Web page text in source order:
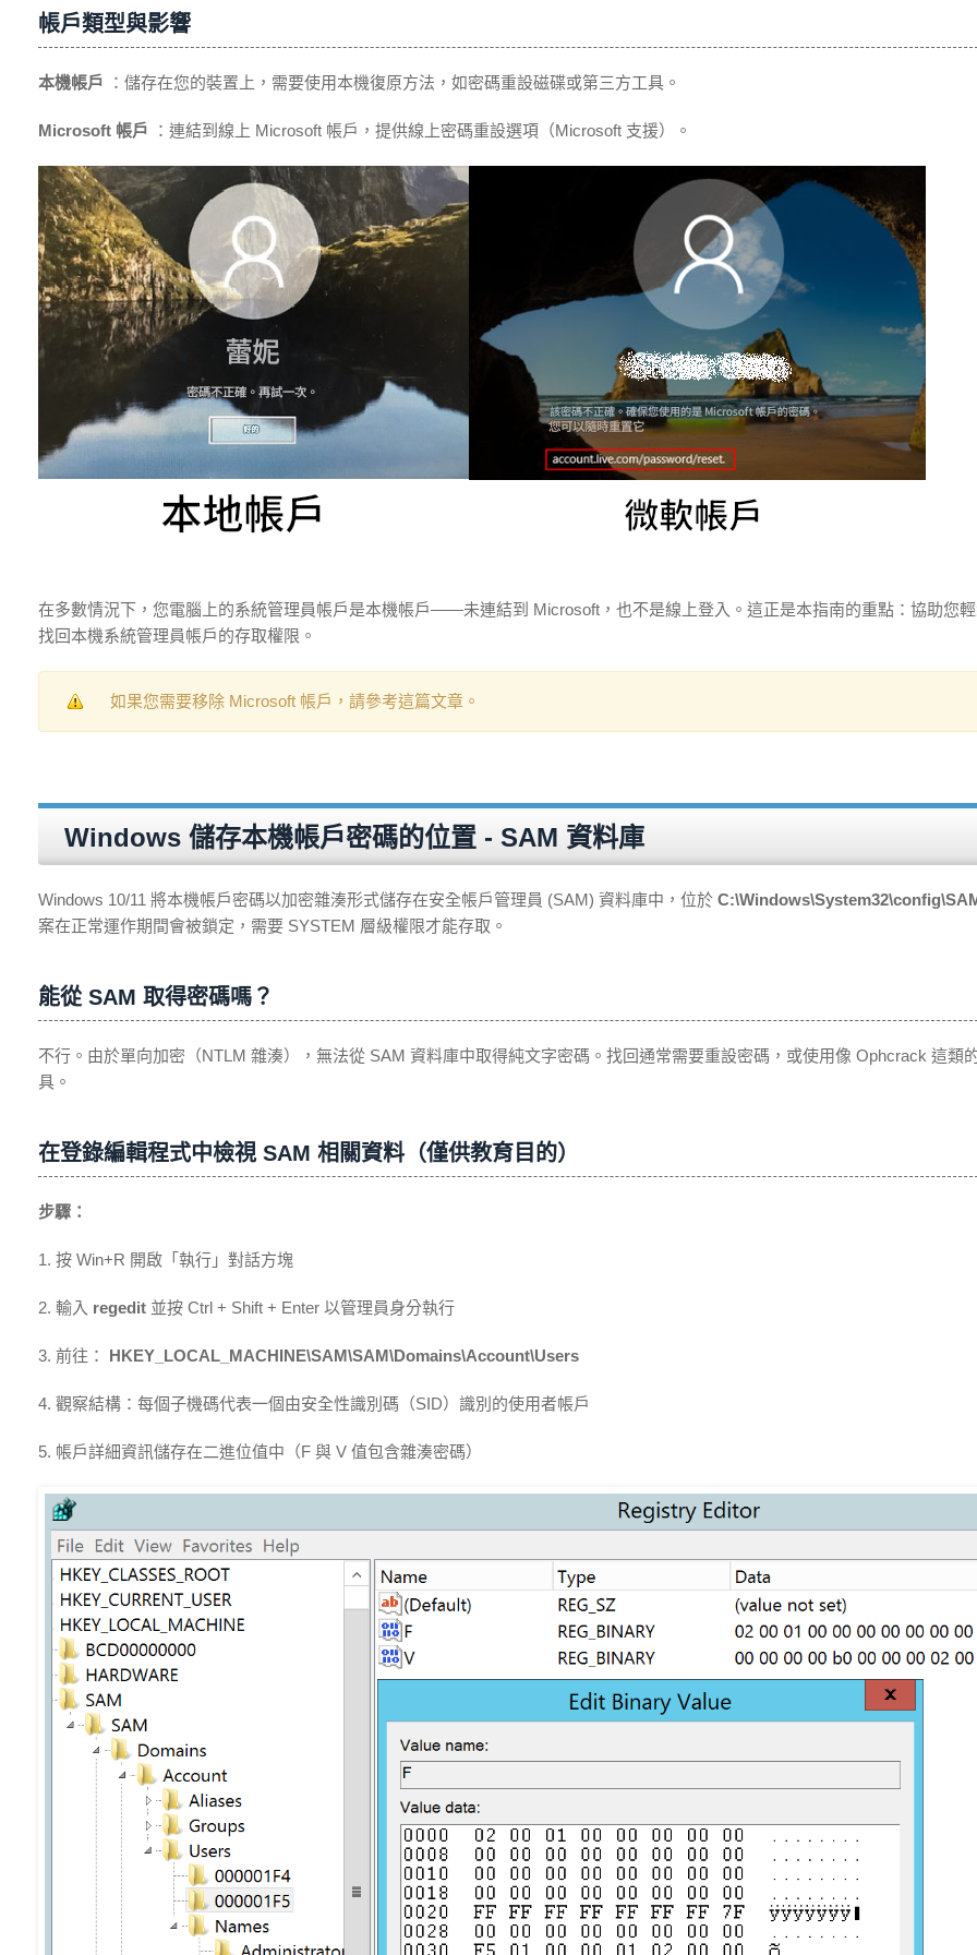
帳戶類型與影響
本機帳戶 ：儲存在您的裝置上，需要使用本機復原方法，如密碼重設磁碟或第三方工具。
Microsoft 帳戶 ：連結到線上 Microsoft 帳戶，提供線上密碼重設選項（Microsoft 支援）。
在多數情況下，您電腦上的系統管理員帳戶是本機帳戶——未連結到 Microsoft，也不是線上登入。這正是本指南的重點：協助您
找回本機系統管理員帳戶的存取權限。
如果您需要移除 Microsoft 帳戶，請參考這篇文章。
Windows 儲存本機帳戶密碼的位置 - SAM 資料庫
Windows 10/11 將本機帳戶密碼以加密雜湊形式儲存在安全帳戶管理員 (SAM) 資料庫中，位於
案在正常運作期間會被鎖定，需要 SYSTEM 層級權限才能存取。
能從 SAM 取得密碼嗎？
不行。由於單向加密（NTLM 雜湊），無法從 SAM 資料庫中取得純文字密碼。找回通常需要重設密碼，或使用像 Ophcrack 這類
具。
在登錄編輯程式中檢視 SAM 相關資料（僅供教育目的）
步驟：
1. 按 Win+R 開啟「執行」對話方塊
2. 輸入 regedit 並按 Ctrl + Shift + Enter 以管理員身分執行
3. 前往： HKEY_LOCAL_MACHINE\SAM\SAM\Domains\Account\Users
4. 觀察結構：每個子機碼代表一個由安全性識別碼（SID）識別的使用者帳戶
5. 帳戶詳細資訊儲存在二進位值中（F 與 V 值包含雜湊密碼）